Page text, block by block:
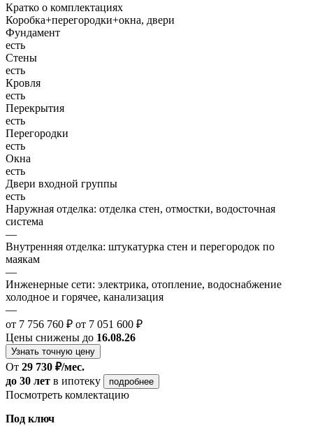
Кратко о комплектациях
Коробка+перегородки+окна, двери
Фундамент
есть
Стены
есть
Кровля
есть
Перекрытия
есть
Перегородки
есть
Окна
есть
Двери входной группы
есть
Наружная отделка: отделка стен, отмостки, водосточная
система
—
Внутренняя отделка: штукатурка стен и перегородок по
маякам
—
Инженерные сети: электрика, отопление, водоснабжение
холодное и горячее, канализация
—
от 7 756 760 ₽ от 7 051 600 ₽
Цены снижены до 16.08.26
Узнать точную цену
От 29 730 ₽/мес.
до 30 лет в ипотеку подробнее
Посмотреть комлектацию
Под ключ